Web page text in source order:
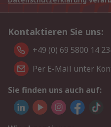
Kontaktieren Sie uns:
+49 (0) 69 5800 14
Per E-Mail unter
Sie finden uns auch auf: